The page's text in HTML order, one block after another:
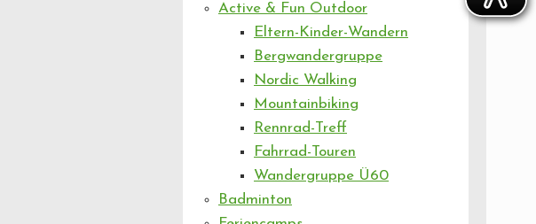
Active & Fun Outdoor
Eltern-Kinder-Wandern
Bergwandergruppe
Nordic Walking
Mountainbiking
Rennrad-Treff
Fahrrad-Touren
Wandergruppe Ü60
Badminton